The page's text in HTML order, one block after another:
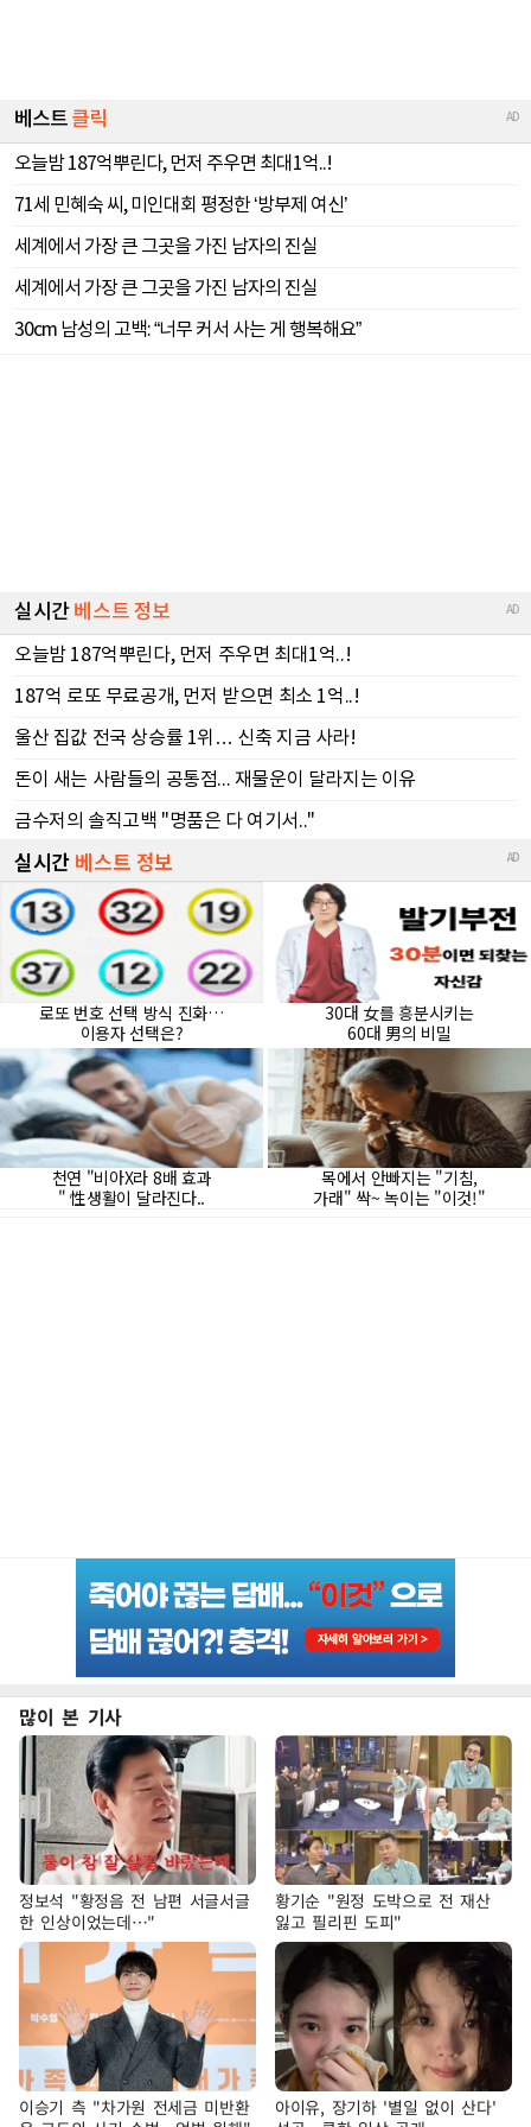
많이 본 기사
정보석 "황정음 전 남편 서글서글
한 인상이었는데…"
황기순 "원정 도박으로 전 재산
잃고 필리핀 도피"
이승기 측 "차가원 전세금 미반환
아이유, 장기하 '별일 없이 산다'